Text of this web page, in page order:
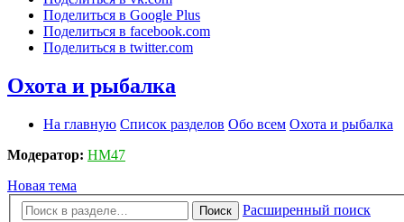
Поделиться в Google Plus
Поделиться в facebook.com
Поделиться в twitter.com
Охота и рыбалка
На главную Список разделов Обо всем Охота и рыбалка
Модератор: HM47
Новая тема
Поиск
Расширенный поиск